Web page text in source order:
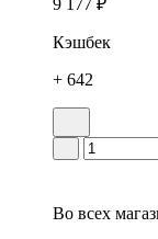
Кэшбек
+ 642
Во всех